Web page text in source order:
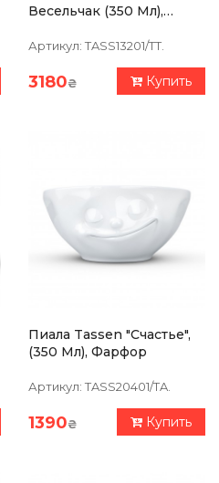
Весельчак (350 Мл),
Артикул: TASS13201/TT.
3180₴ Купить
Пиала Tassen "Счастье",
(350 Мл), Фарфор
Артикул: TASS20401/TA.
1390₴ Купить